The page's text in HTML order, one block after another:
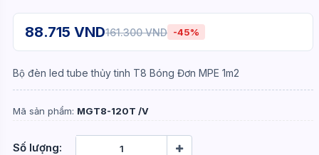
88.715 VND161.300 VND -45%
Bộ đèn led tube thủy tinh T8 Bóng Đơn MPE 1m2
Mã sản phẩm: MGT8-120T /V
Số lượng: